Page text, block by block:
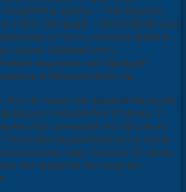
сходятся в одном – год Крысы,
и все 366 дней – благоприятный
от того, сколько дней в
нужно стремиться к
мыслить, не обращая
в Високосный год.
Это не такое уж редкое явление,
появляется 29 день. С
суеверий, но так ли он
Попробуем разобраться в этом,
года. Список 21 века
лет ведется по тому же